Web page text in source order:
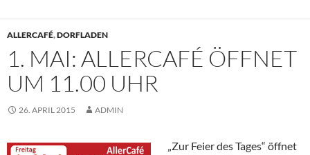
ALLERCAFÉ,DORFLADEN
1. MAI: ALLERCAFÉ ÖFFNET
UM 11.00 UHR
26. APRIL 2015 ADMIN
„Zur Feier des Tages“ öffnet